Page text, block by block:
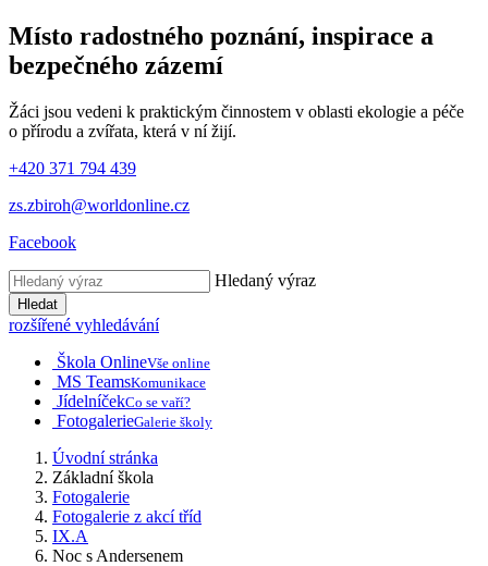
Místo radostného poznání, inspirace a
bezpečného zázemí
Žáci jsou vedeni k praktickým činnostem v oblasti ekologie a péče
o přírodu a zvířata, která v ní žijí.
+420 371 794 439
zs.zbiroh@worldonline.cz
Facebook
Hledaný výraz
Hledat
rozšířené vyhledávání
Škola OnlineVše online
MS TeamsKomunikace
JídelníčekCo se vaří?
FotogalerieGalerie školy
Úvodní stránka
Základní škola
Fotogalerie
Fotogalerie z akcí tříd
IX.A
Noc s Andersenem